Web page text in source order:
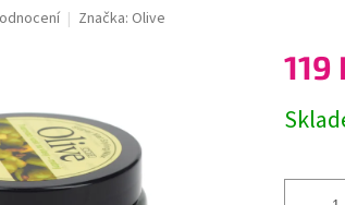
Značka: Olive
119
cena: